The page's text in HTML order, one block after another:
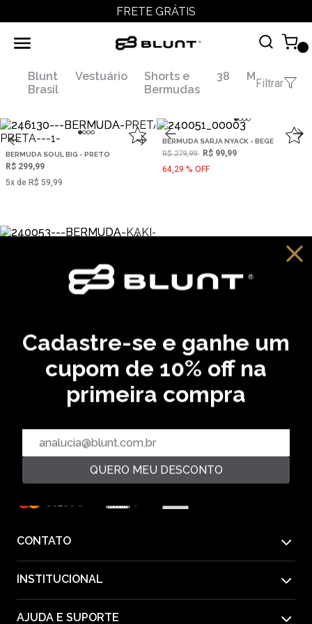
FRETE GRÁTIS
Blunt
Brasil
Vestuário
Shorts e
Bermudas
38 MFiltrar
BERMUDA SOUL BIG - PRETO
R$ 299,99
5‌x de R$ 59,99
BERMUDA SARJA NYACK - BEGE
R$ 279,99 R$ 99,99
64,29 % OFF
R$ 149,99
25,0 % OFF
Cadastre-se e ganhe um
cupom de 10% off na
primeira compra
QUERO MEU DESCONTO
CADASTRE SEU EMAIL EM NOSSA NEWSLETTER E
RECEBA EM PRIMEIRA MÃO AS ULTIMAS NOVIDADES
CADASTRAR
CONTATO
55(11) 2612-1226
INSTITUCIONAL
QUEM SOMOS
AJUDA E SUPORTE